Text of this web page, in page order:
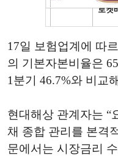
17일 보험업계에 따
의 기본자본비율은
1분기 46.7%와 비교
현대해상 관계자는 “
채 종합 관리를 본격
문에서는 시장금리